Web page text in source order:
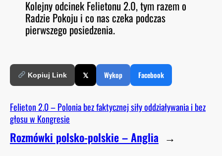
D
E
RSS FEED
LINK
EMBED
Kolejny odcinek Felietonu 2.0, tym razem o
Radzie Pokoju i co nas czeka podczas
pierwszego posiedzenia.
Kopiuj Link 𝕏 Wykop Facebook
Felieton 2.0 – Polonia bez faktycznej siły oddziaływania i bez
głosu w Kongresie
Rozmówki polsko-polskie – Anglia →